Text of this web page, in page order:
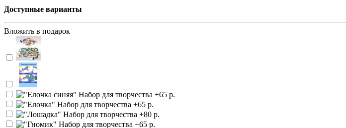
Доступные варианты
Вложить в подарок